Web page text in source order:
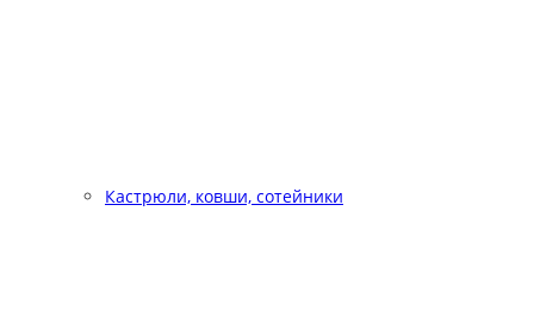
Кастрюли, ковши, сотейники